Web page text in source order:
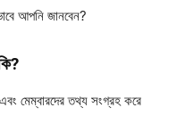
আপনি জানবেন?
মেম্বারদের তথ্য সংগ্রহ করে